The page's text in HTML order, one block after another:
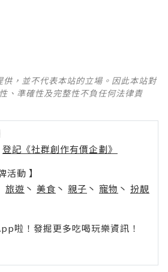
，並不代表本站的立場。因此本站對
、準確性及完整性不負任何法律責
登記《社群創作有價企劃》
活動 】
旅遊 丶 美食 丶 親子 丶 寵物 丶 扮靚
啦！發掘更多吃喝玩樂資訊！